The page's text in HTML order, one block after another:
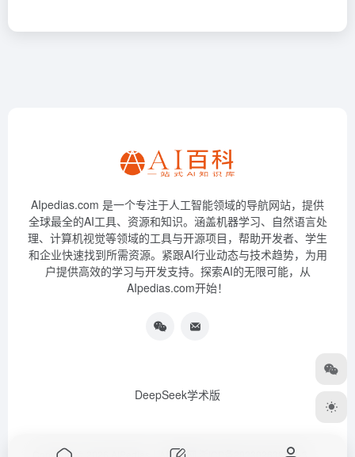
AIpedias.com 是一个专注于人工智能领域的导航网站，提供
全球最全的AI工具、资源和知识。涵盖机器学习、自然语言处
理、计算机视觉等领域的工具与开源项目，帮助开发者、学生
和企业快速找到所需资源。紧跟AI行业动态与技术趋势，为用
户提供高效的学习与开发支持。探索AI的无限可能，从
AIpedias.com开始！
DeepSeek学术版
Copyright © 2026 AIPedias｜AI导航网 浙ICP备2023026385号-3